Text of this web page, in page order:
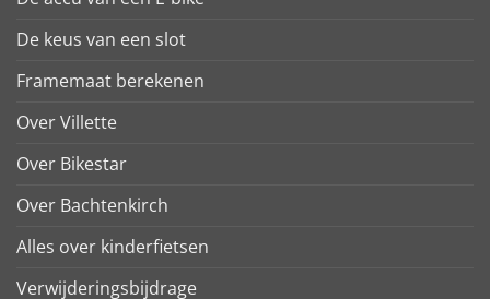
De keus van een slot
Framemaat berekenen
Over Villette
Over Bikestar
Over Bachtenkirch
Alles over kinderfietsen
Verwijderingsbijdrage